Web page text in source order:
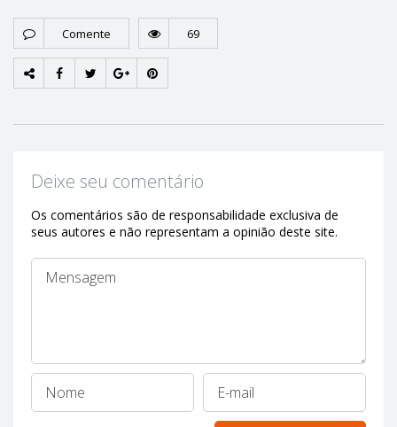
Comente 69
Deixe seu comentário
Os comentários são de responsabilidade exclusiva de
seus autores e não representam a opinião deste site.